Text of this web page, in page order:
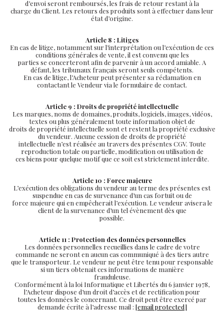
d’envoi seront remboursés, les frais de retour restant à la
charge du Client. Les retours des produits sont à effectuer dans leur
état d’origine.
Article 8 : Litiges
En cas de litige, notamment sur l’interprétation ou l’exécution de ces
conditions générales de vente, il est convenu que les
parties se concerteront afin de parvenir à un accord amiable. A
défaut, les tribunaux français seront seuls compétents.
En cas de litige, l’Acheteur peut présenter sa réclamation en
contactant le Vendeur via le formulaire de contact.
Article 9 : Droits de propriété intellectuelle
Les marques, noms de domaines, produits, logiciels, images, vidéos,
textes ou plus généralement toute information objet de
droits de propriété intellectuelle sont et restent la propriété exclusive
du vendeur. Aucune cession de droits de propriété
intellectuelle n’est réalisée au travers des présentes CGV. Toute
reproduction totale ou partielle, modification ou utilisation de
ces biens pour quelque motif que ce soit est strictement interdite.
Article 10 : Force majeure
L’exécution des obligations du vendeur au terme des présentes est
suspendue en cas de survenance d’un cas fortuit ou de
force majeure qui en empêcherait l’exécution. Le vendeur avisera le
client de la survenance d’un tel évènement dès que
possible.
Article 11 : Protection des données personnelles
Les données personnelles recueillies dans le cadre de votre
commande ne seront en aucun cas communiqué à des tiers autre
que le transporteur. Le vendeur ne peut être tenu pour responsable
si un tiers obtenait ces informations de manière
frauduleuse.
Conformément à la loi Informatique et Libertés du 6 janvier 1978,
l’Acheteur dispose d’un droit d’accès et de rectification pour
toutes les données le concernant. Ce droit peut être exercé par
demande écrite à l’adresse mail : [email protected]